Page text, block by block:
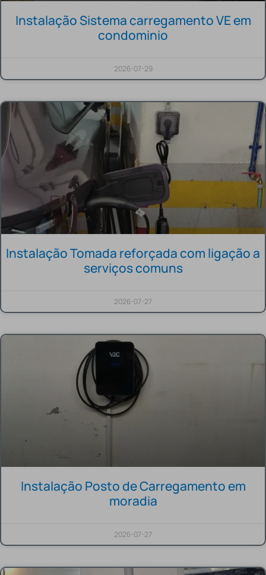
Instalação Sistema carregamento VE em
condominio
2026-07-29
Instalação Tomada reforçada com ligação a
serviços comuns
2026-07-27
Instalação Posto de Carregamento em
moradia
2026-07-27